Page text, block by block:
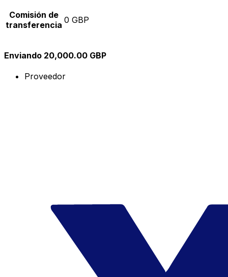
Comisión de
transferencia 0 GBP
Enviando 20,000.00 GBP
Proveedor